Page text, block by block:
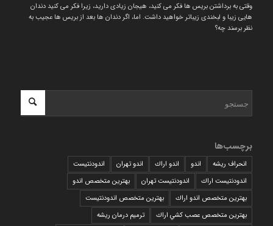
وقتی به برداشتن بریس ها فکر می کنید، هیجان زیادی دارید، زیرا فکر می کنید دندان
هایی زیبا و لبخندی زیباتر خواهید داشت. اما، اگر دندان ها بعد از بریس ها عجیب به
نظر برسند چه؟
برچسب‌ها
انحراف ریشه اندو اندو اراك اندو تهران
اندودنتیست
اندودنتیست اراك
اندودنتیست تهران
بهترين متخصص اندو
بهترين متخصص اندو اراك
بهترين متخصص اندودنتيست
بهترين متخصص عصب كشي اراك
ترمیم درمان ریشه